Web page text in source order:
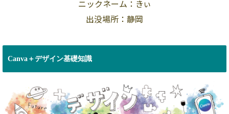
ニックネーム：きぃ
出没場所：静岡
Canva＋デザイン基礎知識